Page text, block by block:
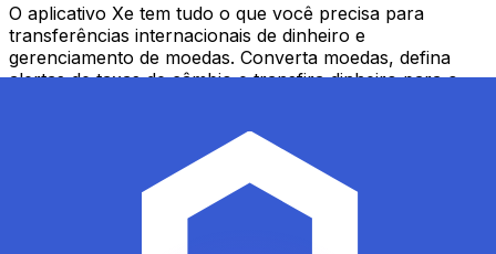
O aplicativo Xe tem tudo o que você precisa para
transferências internacionais de dinheiro e
gerenciamento de moedas. Converta moedas, defina
alertas de taxas de câmbio e transfira dinheiro para o